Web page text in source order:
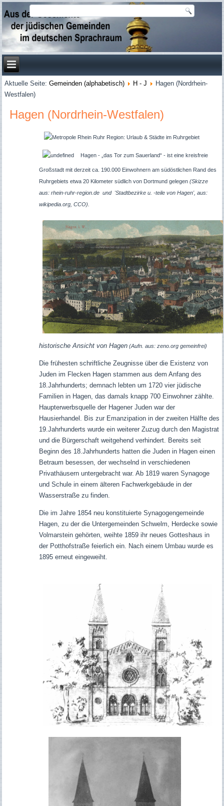
Aktuelle Seite:Gemeinden (alphabetisch) H - J
Hagen (Nordrhein-
Westfalen)
Hagen (Nordrhein-Westfalen)
Hagen - „das Tor zum Sauerland“ - ist eine kreisfreie
Großstadt mit derzeit ca. 190.000 Einwohnernam südöstlichen Rand des
Ruhrgebiets etwa 20 Kilometer südlich von Dortmund gelegen (Skizze
aus: rhein-ruhr-region.de und 'Stadtbezirke u. -teile von Hagen', aus:
wikipedia.org, CCO).
historische Ansicht von Hagen(Aufn. aus: zeno.org gemeinfrei)
Die frühesten schriftliche Zeugnisse über die Existenz von
Juden im Flecken Hagen stammen aus dem Anfang des
18.Jahrhunderts; demnach lebten um 1720 vier jüdische
Familien in Hagen, das damals knapp 700 Einwohner zählte.
Haupterwerbsquelle der Hagener Juden war der
Hausierhandel. Bis zur Emanzipation in der zweiten Hälfte des
19.Jahrhunderts wurde ein weiterer Zuzug durch den Magistrat
und die Bürgerschaft weitgehend verhindert. Bereits seit
Beginn des 18.Jahrhunderts hatten die Juden in Hagen einen
Betraum besessen, der wechselnd in verschiedenen
Privathäusern untergebracht war. Ab 1819 waren Synagoge
und Schule in einem älteren Fachwerkgebäude in der
Wasserstraße zu finden.
Die im Jahre 1854 neu konstituierte Synagogengemeinde
Hagen, zu der die Untergemeinden Schwelm, Herdecke sowie
Volmarstein gehörten, weihte 1859 ihr neues Gotteshaus in
der Potthofstraße feierlich ein. Nach einem Umbau wurde es
1895 erneut eingeweiht.